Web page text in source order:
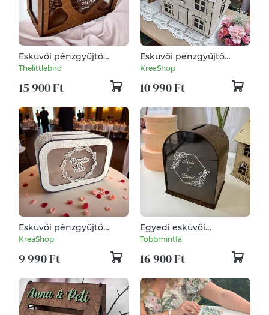
Esküvői pénzgyűjtő
doboz, nászajándék
Thelittlebird
15 900 Ft
Esküvői pénzgyűjtő
házikó, egyedi
gravírozással
KreaShop
10 990 Ft
Esküvői pénzgyűjtő
doboz - egyedi
gravírozással - virágos
KreaShop
9 990 Ft
Egyedi esküvői
borítékgyűjtő doboz
Tobbmintfa
16 900 Ft